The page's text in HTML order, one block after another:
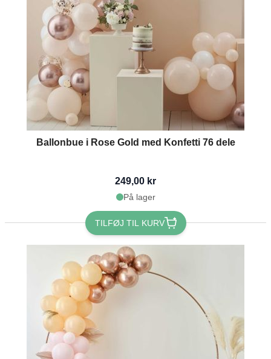
Ballonbue i Rose Gold med Konfetti 76 dele
249,00 kr
På lager
TILFØJ TIL KURV